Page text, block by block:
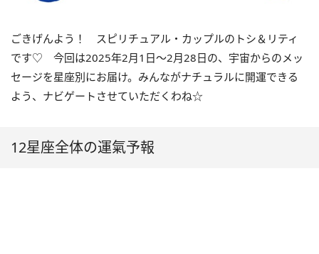
ごきげんよう！ スピリチュアル・カップルのトシ＆リティ
です♡ 今回は2025年2月1 日〜2月28日の、宇宙からのメッ
セージを星座別にお届け。みんながナチュラルに開運できる
よう、ナビゲートさせていただくわね☆
12星座全体の運氣予報